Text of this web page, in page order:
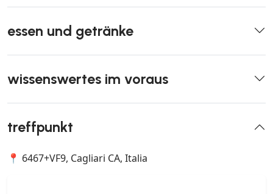
essen und getränke
wissenswertes im voraus
treffpunkt
📍 6467+VF9, Cagliari CA, Italia